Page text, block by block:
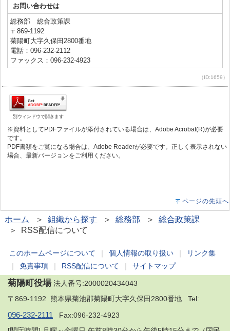
お問い合わせは
総務部 総合政策課
〒869-1192
菊陽町大字久保田2800番地
電話：096-232-2112
ファックス：096-232-4923
（ID:1659）
別ウィンドウで開きます
※資料としてPDFファイルが添付されている場合は、Adobe Acrobat(R)が必要
です。
PDF書類をご覧になる場合は、Adobe Readerが必要です。正しく表示されない
場合、最新バージョンをご利用ください。
ページの先頭へ
ホーム ＞組織から探す ＞総務部 ＞総合政策課
＞ RSS配信について
このホームページについて 個人情報の取り扱い
リンク集
免責事項 RSS配信について サイトマップ
菊陽町役場法人番号:2000020434043
〒869-1192 熊本県菊池郡菊陽町大字久保田2800番地 Tel:
096-232-2111 Fax:096-232-4923